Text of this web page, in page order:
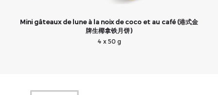
Mini gâteaux de lune à la noix de coco et au café (港式金
牌生椰拿铁月饼)
4 x 50 g